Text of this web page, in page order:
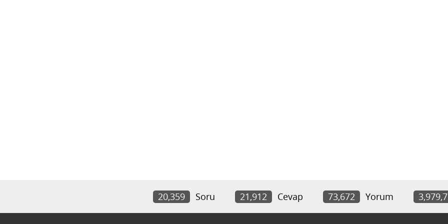
20,359 Soru 21,912 Cevap 73,672 Yorum